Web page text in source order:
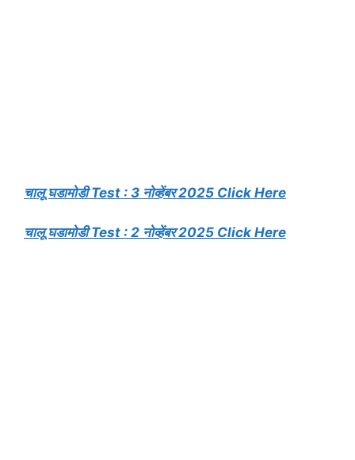
चालू घडामोडी Test : 3 नोव्हेंबर 2025 Click Here
चालू घडामोडी Test : 2 नोव्हेंबर 2025 Click Here